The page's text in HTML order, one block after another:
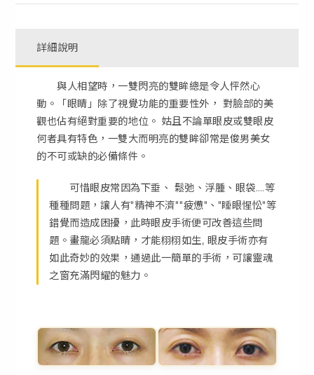
詳細說明
與人相望時，一雙閃亮的雙眸總是令人怦然心
動。「眼睛」除了視覺功能的重要性外， 對臉部的美
觀也佔有絕對重要的地位。 姑且不論單眼皮或雙眼皮
何者具有特色，一雙大而明亮的雙眸卻常是俊男美女
的不可或缺的必備條件。
可惜眼皮常因為下垂、 鬆弛、浮腫、眼袋….等
種種問題，讓人有"精神不濟""疲憊"、"睡眼惺忪"等
錯覺而造成困擾，此時眼皮手術便可改善這些問
題。畫龍必須點睛，才能栩栩如生, 眼皮手術亦有
如此奇妙的效果，通過此一簡單的手術，可讓靈魂
之窗充滿閃耀的魅力。